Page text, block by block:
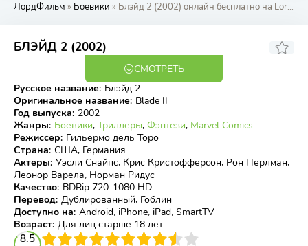
ЛордФильм » Боевики » Блэйд 2 (2002) онлайн бесплатно на LordFilm
БЛЭЙД 2 (2002)
СМОТРЕТЬ
Русское название: Блэйд 2
Оригинальное название: Blade II
Год выпуска: 2002
Жанры: Боевики, Триллеры, Фэнтези, Marvel Comics
Режиссер: Гильермо дель Торо
Страна: США, Германия
Актеры: Уэсли Снайпс, Крис Кристофферсон, Рон Перлман,
Леонор Варела, Норман Ридус
Качество: BDRip 720-1080 HD
Перевод: Дублированный, Гоблин
Доступно на: Android, iPhone, iPad, SmartTV
Возраст: Для лиц старше 18 лет
8.5
4 5 6 7 8 9 10